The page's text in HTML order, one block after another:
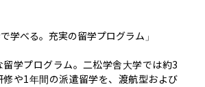
学べる。充実の留学プログラム」
学プログラム。二松学舎大学では約3
や1年間の派遣留学を、渡航型および